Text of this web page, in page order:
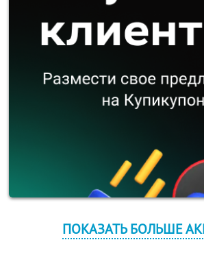
ПОКАЗАТЬ БОЛЬШЕ